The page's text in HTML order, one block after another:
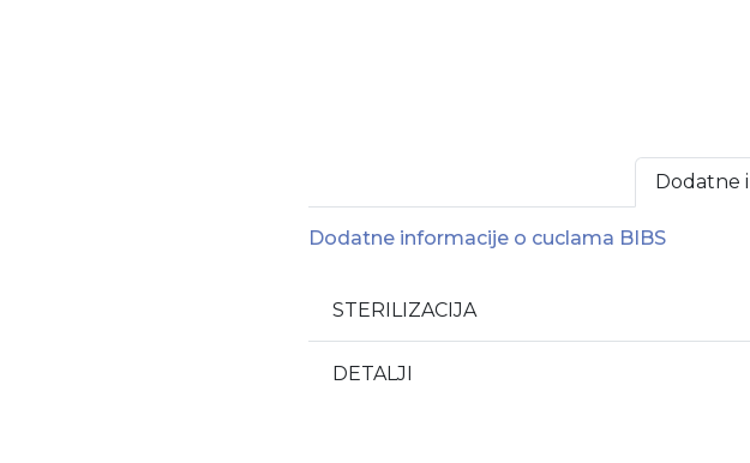
Dodatne
Dodatne informacije o cuclama BIBS
STERILIZACIJA
DETALJI